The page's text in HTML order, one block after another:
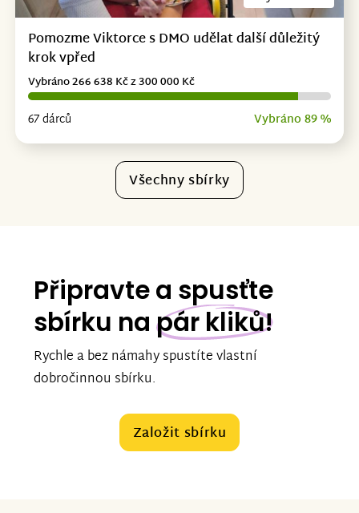
Pomozme Viktorce s DMO udělat další důležitý
krok vpřed
67 dárců Vybráno 89 %
Vybráno 266 638 Kč z 300 000 Kč
Všechny sbírky
Připravte a spusťte
sbírku na pár kliků!
Rychle a bez námahy spustíte vlastní
dobročinnou sbírku.
Založit sbírku